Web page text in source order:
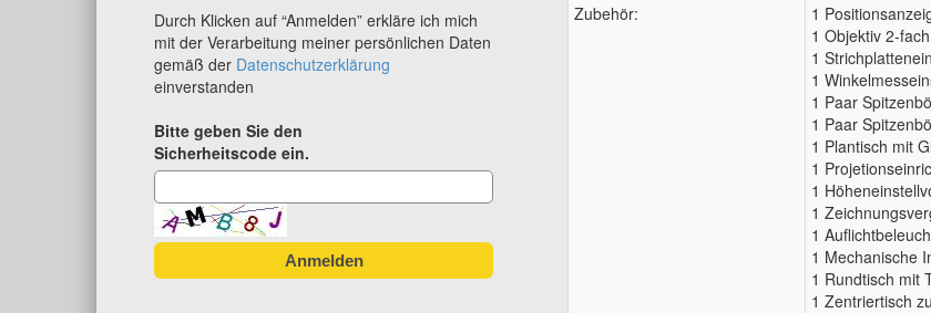
Durch Klicken auf “Anmelden” erkläre ich mich
mit der Verarbeitung meiner persönlichen Daten
gemäß der Datenschutzerklärung
einverstanden
Bitte geben Sie den
Sicherheitscode ein.
Anmelden
Zubehör:
1
1 Objektiv 2-fach
1
1
1 Paar
1 Paar
1 Plantisch mit
1
1
1
1
1 Mechanische
1 Rundtisch mit
1 Zentriertisch